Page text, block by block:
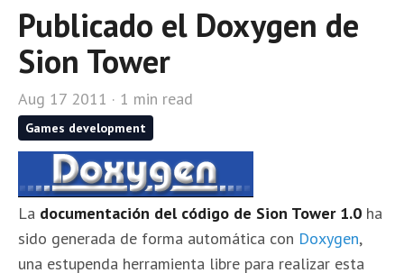
Publicado el Doxygen de
Sion Tower
Aug 17 2011 · 1 min read
Games development
La documentación del código de Sion Tower 1.0 ha
sido generada de forma automática con Doxygen,
una estupenda herramienta libre para realizar esta